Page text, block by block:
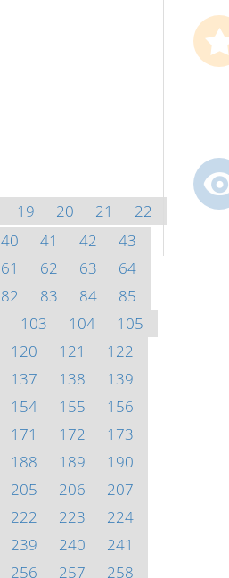
19 20 21
22
40 41 42
43
61 62 63
64
82 83 84
85
103 104
105
120 121
122
137 138
139
154 155
156
171 172
173
188 189
190
205 206
207
222 223
224
239 240
241
256 257 258